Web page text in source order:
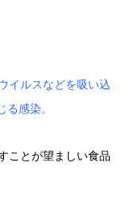
ルスなどを吸い込
感染。
ことが望ましい食品